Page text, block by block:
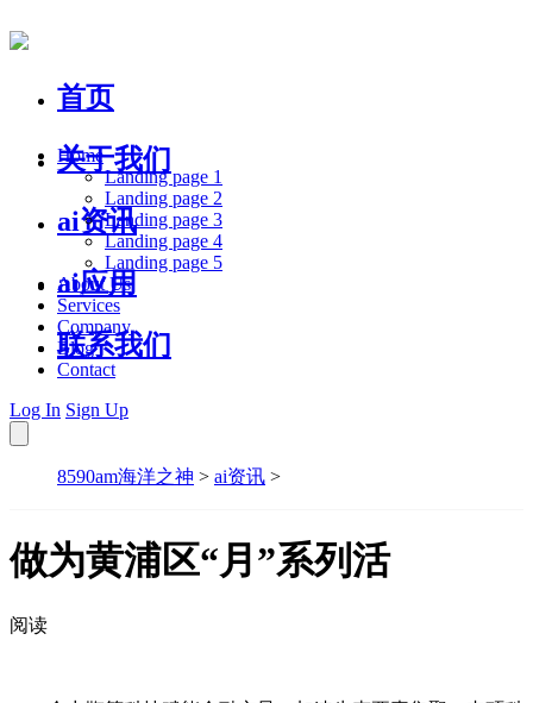
首页
关于我们
ai资讯
ai应用
联系我们
Home
Landing page 1
Landing page 2
Landing page 3
Landing page 4
Landing page 5
About Us
Services
Company
Blog
Contact
Log In Sign Up
8590am海洋之神 > ai资讯 >
做为黄浦区“月”系列活
阅读